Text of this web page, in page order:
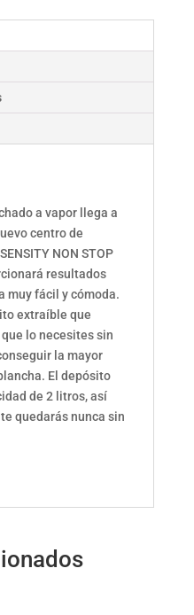
a vapor llega a
centro de
NON STOP
resultados
muy fácil y cómoda.
extraíble que
lo necesites sin
la mayor
El depósito
de 2 litros, así
quedarás nunca sin